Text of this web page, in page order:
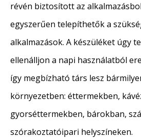
révén biztosított az
egyszerűen telepíthetők a
alkalmazások. A készüléket úgy
ellenálljon a napi használatból
így megbízható társ lesz
környezetben: éttermekben,
gyorséttermekben, bárokban,
szórakoztatóipari helyszíneken.